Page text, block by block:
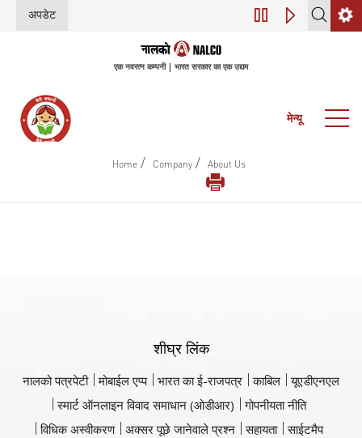
अपडेट डिजिटल परिवर्तन
एक नवरत्न कम्पनी | भारत सरकार का एक उद्यम
मेन्यू
Home / Company / About Us
शीघ्र लिंक
नालको पत्रपेटी मोबाईल एप्प भारत का ई-राजपत्र काबिल
यूएडीएनएल
स्मार्ट ऑनलाइन विवाद समाधान (ओडीआर)
गोपनीयता नीति
विधिक अस्वीकरण
अक्सर पूछे जानेवाले प्रश्न सहायता साईटमैप